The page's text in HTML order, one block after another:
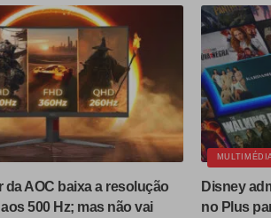
da AOC baixa a resolução
500 Hz; mas não vai
Disney
no Plus